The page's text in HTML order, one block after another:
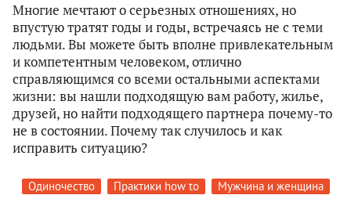
Многие мечтают о серьезных отношениях, но
впустую тратят годы и годы, встречаясь не с теми
людьми. Вы можете быть вполне привлекательным
и компетентным человеком, отлично
справляющимся со всеми остальными аспектами
жизни: вы нашли подходящую вам работу, жилье,
друзей, но найти подходящего партнера почему-то
не в состоянии. Почему так случилось и как
исправить ситуацию?
Одиночество Практики how to Мужчина и женщина